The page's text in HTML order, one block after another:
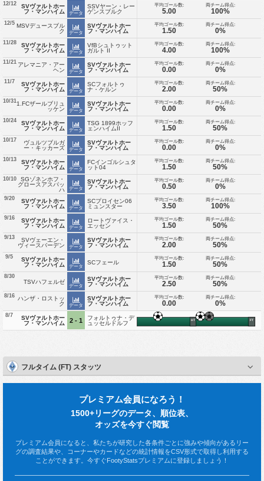
12/12
SVヴァルトホー
フ・マンハイム
データ
SSVヤーン・レー
ゲンスブルク
平均ゴール数:
5.00
両チーム得点:
100%
12/5 MSVデュースブル
ク
データ
SVヴァルトホー
フ・マンハイム
平均ゴール数:
1.50
両チーム得点:
0%
11/28
SVヴァルトホー
フ・マンハイム
データ
VfBシュトゥット
ガルト II
平均ゴール数:
4.00
両チーム得点:
100%
11/21 アレマニア・アー
ヘン
データ
SVヴァルトホー
フ・マンハイム
平均ゴール数:
0.00
両チーム得点:
0%
11/7
SVヴァルトホー
フ・マンハイム
データ
SCフォルトゥ
ナ・ケルン
平均ゴール数:
2.00
両チーム得点:
50%
10/311.FCザールブリュ
ッケン
データ
SVヴァルトホー
フ・マンハイム
平均ゴール数:
0.00
両チーム得点:
0%
10/24
SVヴァルトホー
フ・マンハイム
データ
TSG 1899ホッフ
ェンハイムII
平均ゴール数:
1.50
両チーム得点:
50%
10/17
ヴュルツブルガ
ー・キッカーズ
データ
SVヴァルトホー
フ・マンハイム
平均ゴール数:
0.00
両チーム得点:
0%
10/13
SVヴァルトホー
フ・マンハイム
データ
FCインゴルシュタ
ット04
平均ゴール数:
1.50
両チーム得点:
50%
10/10
SGゾネンホフ・
グロースアスパッ
ハ
データ
SVヴァルトホー
フ・マンハイム
平均ゴール数:
0.50
両チーム得点:
0%
9/20
SVヴァルトホー
フ・マンハイム
データ
SCプロイセン06
ミュンスター
平均ゴール数:
3.50
両チーム得点:
100%
9/16
SVヴァルトホー
フ・マンハイム
データ
ロートヴァイス・
エッセン
平均ゴール数:
1.50
両チーム得点:
50%
9/13
SVヴェーエン・
ヴィースバーデン
データ
SVヴァルトホー
フ・マンハイム
平均ゴール数:
2.00
両チーム得点:
50%
9/5
SVヴァルトホー
フ・マンハイム
データ
SCフェール
平均ゴール数:
1.50
両チーム得点:
50%
8/30
TSVハフェルゼ
データ
SVヴァルトホー
フ・マンハイム
平均ゴール数:
2.50
両チーム得点:
50%
8/16 ハンザ・ロストッ
ク
データ
SVヴァルトホー
フ・マンハイム
平均ゴール数:
0.00
両チーム得点:
0%
8/7
SVヴァルトホー
フ・マンハイム
2 - 1
フォルトゥナ・デ
ュッセルドルフ
HT FT
フルタイム (FT) スタッツ
プレミアム会員になろう！
1500+リーグのデータ、順位表、
オッズを今すぐ閲覧
プレミアム会員になると、私たちが研究した各条件ごとに強みや傾向があるリー
グの調査結果や、コーナーやカードなどの統計情報をCSV形式で取得し利用する
ことができます。今すぐFootyStatsプレミアムに登録しましょう！